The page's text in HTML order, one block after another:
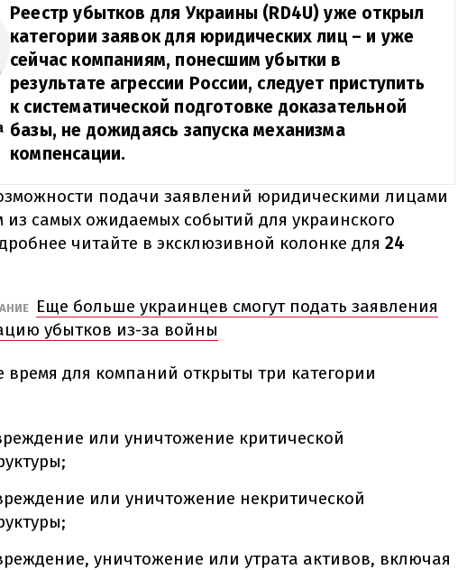
Реестр убытков для Украины (RD4U) уже открыл
категории заявок для юридических лиц – и уже
сейчас компаниям, понесшим убытки в
результате агрессии России, следует приступить
к систематической подготовке доказательной
базы, не дожидаясь запуска механизма
компенсации.
подачи заявлений юридическими лицами
из самых ожидаемых событий для украинского
читайте в эксклюзивной колонке для 24
Еще больше украинцев смогут подать заявления
убытков из-за войны
время для компаний открыты три категории
или уничтожение критической
или уничтожение некритической
уничтожение или утрата активов, включая